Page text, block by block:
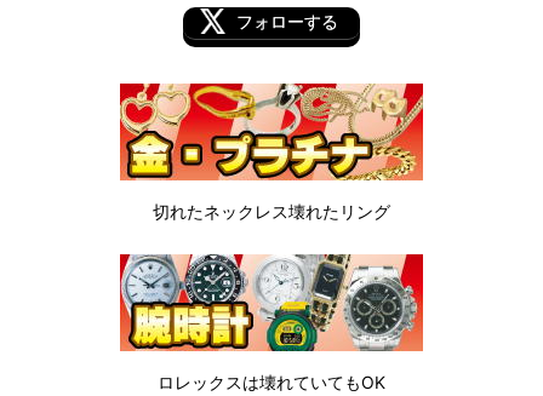
フォローする
切れたネックレス壊れたリング
ロレックスは壊れていてもOK